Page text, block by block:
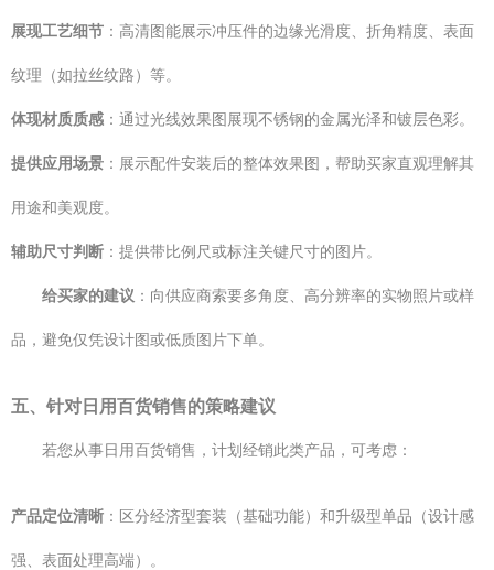
展现工艺细节 ：高清图能展示冲压件的边缘光滑度、折角精度、表面
纹理（如拉丝纹路）等。
体现材质质感 ：通过光线效果图展现不锈钢的金属光泽和镀层色彩。
提供应用场景 ：展示配件安装后的整体效果图，帮助买家直观理解其
用途和美观度。
辅助尺寸判断 ：提供带比例尺或标注关键尺寸的图片。
给买家的建议 ：向供应商索要多角度、高分辨率的实物照片或样
品，避免仅凭设计图或低质图片下单。
五、针对日用百货销售的策略建议
若您从事日用百货销售，计划经销此类产品，可考虑：
产品定位清晰 ：区分经济型套装（基础功能）和升级型单品（设计感
强、表面处理高端）。